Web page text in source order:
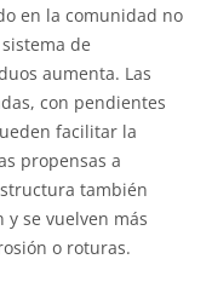
en la comunidad no
de
aumenta. Las
con pendientes
facilitar la
propensas a
también
se vuelven más
o roturas.